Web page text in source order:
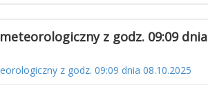
z godz. 09:09 dnia
z godz. 09:09 dnia 08.10.2025